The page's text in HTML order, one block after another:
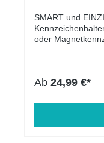
SMART und
oder
oder MagnetHält
konform und
Ab 24,99 €*